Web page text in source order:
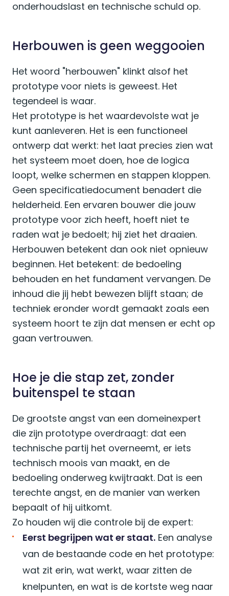
onderhoudslast en technische schuld op.
Herbouwen is geen weggooien
Het woord "herbouwen" klinkt alsof het
prototype voor niets is geweest. Het
tegendeel is waar.
Het prototype is het waardevolste wat je
kunt aanleveren. Het is een functioneel
ontwerp dat werkt: het laat precies zien wat
het systeem moet doen, hoe de logica
loopt, welke schermen en stappen kloppen.
Geen specificatiedocument benadert die
helderheid. Een ervaren bouwer die jouw
prototype voor zich heeft, hoeft niet te
raden wat je bedoelt; hij ziet het draaien.
Herbouwen betekent dan ook niet opnieuw
beginnen. Het betekent: de bedoeling
behouden en het fundament vervangen. De
inhoud die jij hebt bewezen blijft staan; de
techniek eronder wordt gemaakt zoals een
systeem hoort te zijn dat mensen er echt op
gaan vertrouwen.
Hoe je die stap zet, zonder
buitenspel te staan
De grootste angst van een domeinexpert
die zijn prototype overdraagt: dat een
technische partij het overneemt, er iets
technisch moois van maakt, en de
bedoeling onderweg kwijtraakt. Dat is een
terechte angst, en de manier van werken
bepaalt of hij uitkomt.
Zo houden wij die controle bij de expert:
Eerst begrijpen wat er staat. Een analyse
van de bestaande code en het prototype:
wat zit erin, wat werkt, waar zitten de
knelpunten, en wat is de kortste weg naar